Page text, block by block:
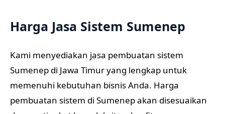
Harga Jasa Sistem Sumenep
Kami menyediakan jasa pembuatan sistem
Sumenep di Jawa Timur yang lengkap untuk
memenuhi kebutuhan bisnis Anda. Harga
pembuatan sistem di Sumenep akan disesuaikan